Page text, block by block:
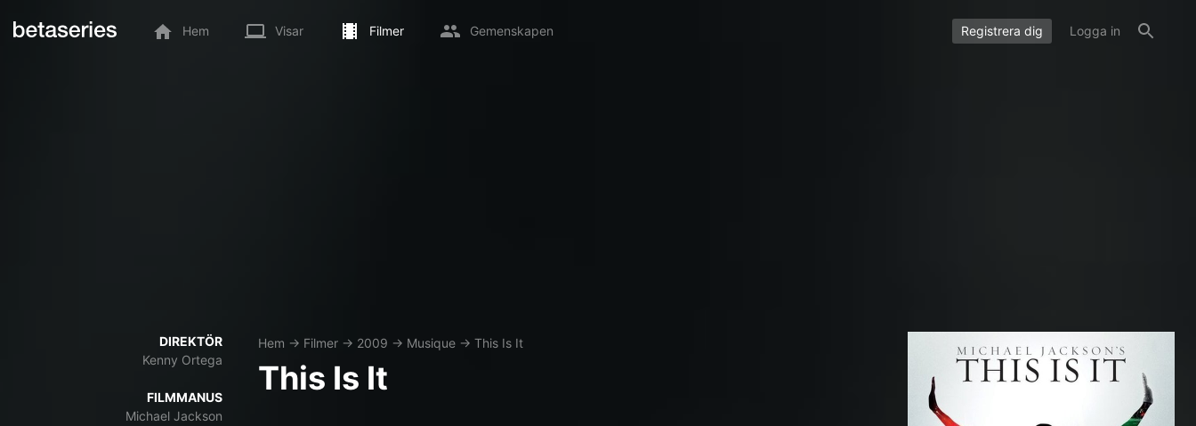
Hem Visar Filmer Gemenskapen Registrera dig Logga in
DIREKTÖR
Kenny Ortega
FILMMANUS
Michael Jackson
Hem → Filmer → 2009 → Musique → This Is It
This Is It